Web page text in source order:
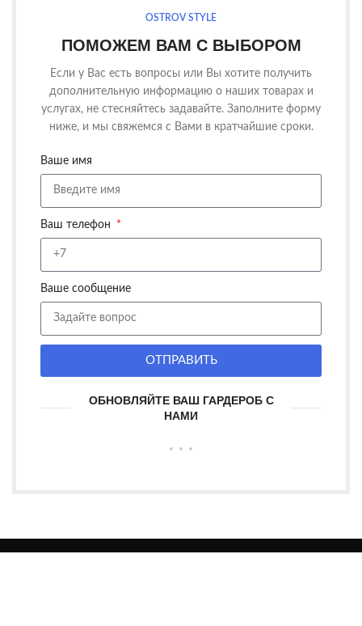
OSTROV STYLE
ПОМОЖЕМ ВАМ С ВЫБОРОМ
Если у Вас есть вопросы или Вы хотите получить
дополнительную информацию о наших товарах и
услугах, не стесняйтесь задавайте. Заполните форму
ниже, и мы свяжемся с Вами в кратчайшие сроки.
Ваше имя
Ваш телефон
Ваше сообщение
ОТПРАВИТЬ
ОБНОВЛЯЙТЕ ВАШ ГАРДЕРОБ С
НАМИ